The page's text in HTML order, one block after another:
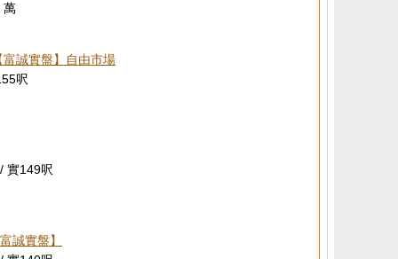
萬
富誠實盤】自由市場
呎
實149呎
誠實盤】